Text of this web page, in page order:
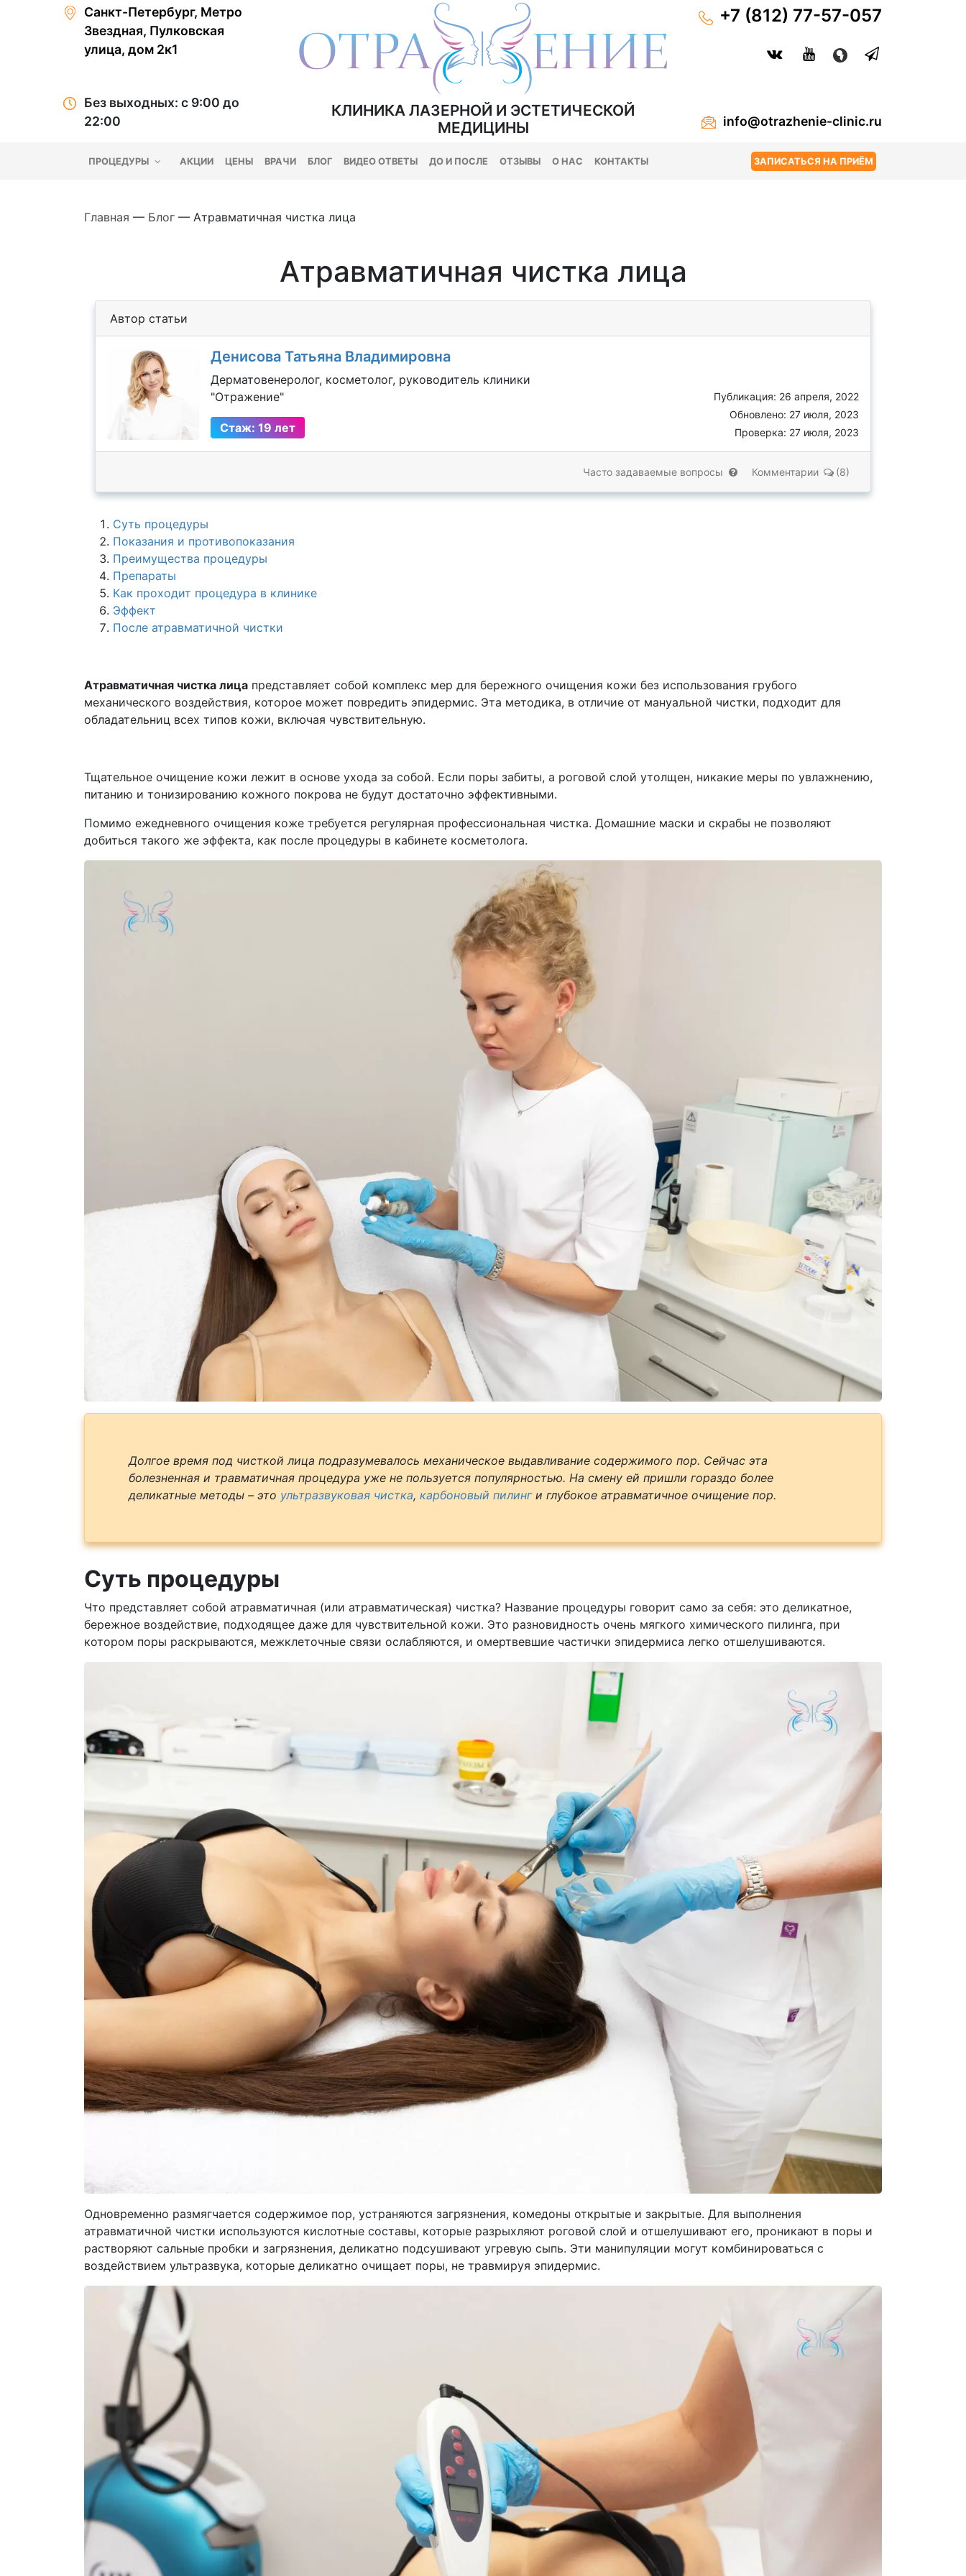
Санкт-Петербург, Метро
Звездная, Пулковская
улица, дом 2к1
Без выходных: с 9:00 до
22:00
КЛИНИКА ЛАЗЕРНОЙ И ЭСТЕТИЧЕСКОЙ
МЕДИЦИНЫ
+7 (812) 77-57-057
info@otrazhenie-clinic.ru
ПРОЦЕДУРЫ АКЦИИ ЦЕНЫ ВРАЧИ БЛОГ ВИДЕО ОТВЕТЫ ДО И ПОСЛЕ ОТЗЫВЫ О НАС КОНТАКТЫ ЗАПИСАТЬСЯ НА ПРИЁМ
Главная — Блог — Атравматичная чистка лица
Атравматичная чистка лица
Автор статьи
Денисова Татьяна Владимировна
Дерматовенеролог, косметолог, руководитель клиники
"Отражение"
Стаж: 19 лет
Публикация: 26 апреля, 2022
Обновлено: 27 июля, 2023
Проверка: 27 июля, 2023
Часто задаваемые вопросы Комментарии (8)
Суть процедуры
Показания и противопоказания
Преимущества процедуры
Препараты
Как проходит процедура в клинике
Эффект
После атравматичной чистки
Атравматичная чистка лица представляет собой комплекс мер для бережного очищения кожи без использования грубого
механического воздействия, которое может повредить эпидермис. Эта методика, в отличие от мануальной чистки, подходит для
обладательниц всех типов кожи, включая чувствительную.
Тщательное очищение кожи лежит в основе ухода за собой. Если поры забиты, а роговой слой утолщен, никакие меры по увлажнению,
питанию и тонизированию кожного покрова не будут достаточно эффективными.
Помимо ежедневного очищения коже требуется регулярная профессиональная чистка. Домашние маски и скрабы не позволяют
добиться такого же эффекта, как после процедуры в кабинете косметолога.
Долгое время под чисткой лица подразумевалось механическое выдавливание содержимого пор. Сейчас эта
болезненная и травматичная процедура уже не пользуется популярностью. На смену ей пришли гораздо более
деликатные методы – это ультразвуковая чистка, карбоновый пилинги глубокое атравматичное очищение пор.
Суть процедуры
Что представляет собой атравматичная (или атравматическая) чистка? Название процедуры говорит само за себя: это деликатное,
бережное воздействие, подходящее даже для чувствительной кожи. Это разновидность очень мягкого химического пилинга, при
котором поры раскрываются, межклеточные связи ослабляются, и омертвевшие частички эпидермиса легко отшелушиваются.
Одновременно размягчается содержимое пор, устраняются загрязнения, комедоны открытые и закрытые. Для выполнения
атравматичной чистки используются кислотные составы, которые разрыхляют роговой слой и отшелушивают его, проникают в поры и
растворяют сальные пробки и загрязнения, деликатно подсушивают угревую сыпь. Эти манипуляции могут комбинироваться с
воздействием ультразвука, которые деликатно очищает поры, не травмируя эпидермис.